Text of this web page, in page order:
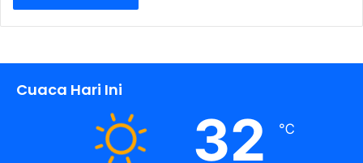
Cuaca Hari Ini
32 ℃